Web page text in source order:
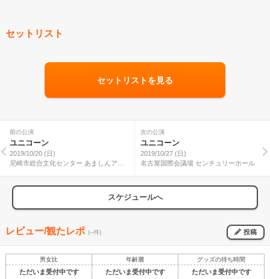
セットリスト
セットリストを見る
前の公演
ユニコーン
2019/10/20 (日)
尼崎市総合文化センター あましんアル
次の公演
ユニコーン
2019/10/27 (日)
名古屋国際会議場 センチュリーホール
スケジュールへ
レビュー/観たレポ (--件) 投稿
男女比 年齢層 グッズの待ち時間
ただいま受付中です ただいま受付中です ただいま受付中です